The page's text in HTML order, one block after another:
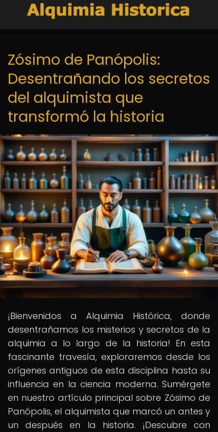
Zósimo de Panópolis:
Desentrañando los secretos
del alquimista que
transformó la historia
¡Bienvenidos a Alquimia Histórica, donde
desentrañamos los misterios y secretos de la
alquimia a lo largo de la historia! En esta
fascinante travesía, exploraremos desde los
orígenes antiguos de esta disciplina hasta su
influencia en la ciencia moderna. Sumérgete
en nuestro artículo principal sobre Zósimo de
Panópolis, el alquimista que marcó un antes y
un después en la historia. ¡Descubre con